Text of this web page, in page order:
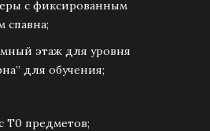
с фиксированным
спавна;
этаж для уровня
для обучения;
Т0 предметов;